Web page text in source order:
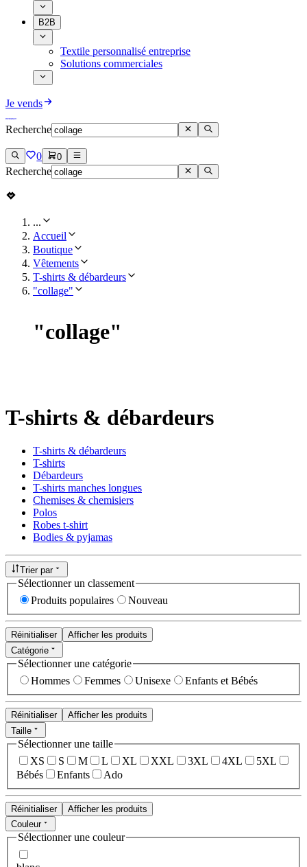
B2B
Textile personnalisé entreprise
Solutions commerciales
Je vends
Recherche
0 0
Recherche
...
Accueil
Boutique
Vêtements
T-shirts & débardeurs
"collage"
"collage"
T-shirts & débardeurs
T-shirts & débardeurs
T-shirts
Débardeurs
T-shirts manches longues
Chemises & chemisiers
Polos
Robes t-shirt
Bodies & pyjamas
Trier par
Sélectionner un classement
Produits populaires
Nouveau
Réinitialiser
Afficher les produits
Catégorie
Sélectionner une catégorie
Hommes
Femmes Unisexe Enfants et Bébés
Réinitialiser
Afficher les produits
Taille
Sélectionner une taille
XS
S M L XL XXL 3XL 4XL
5XL
Bébés
Enfants Ado
Réinitialiser
Afficher les produits
Couleur
Sélectionner une couleur